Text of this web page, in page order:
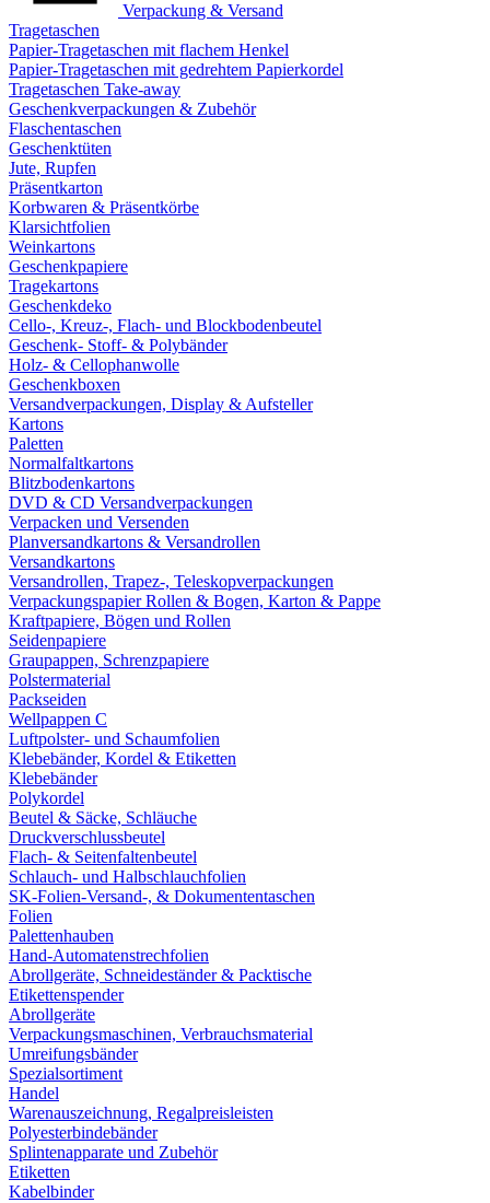
Verpackung & Versand
Tragetaschen
Papier-Tragetaschen mit flachem Henkel
Papier-Tragetaschen mit gedrehtem Papierkordel
Tragetaschen Take-away
Geschenkverpackungen & Zubehör
Flaschentaschen
Geschenktüten
Jute, Rupfen
Präsentkarton
Korbwaren & Präsentkörbe
Klarsichtfolien
Weinkartons
Geschenkpapiere
Tragekartons
Geschenkdeko
Cello-, Kreuz-, Flach- und Blockbodenbeutel
Geschenk- Stoff- & Polybänder
Holz- & Cellophanwolle
Geschenkboxen
Versandverpackungen, Display & Aufsteller
Kartons
Paletten
Normalfaltkartons
Blitzbodenkartons
DVD & CD Versandverpackungen
Verpacken und Versenden
Planversandkartons & Versandrollen
Versandkartons
Versandrollen, Trapez-, Teleskopverpackungen
Verpackungspapier Rollen & Bogen, Karton & Pappe
Kraftpapiere, Bögen und Rollen
Seidenpapiere
Graupappen, Schrenzpapiere
Polstermaterial
Packseiden
Wellpappen C
Luftpolster- und Schaumfolien
Klebebänder, Kordel & Etiketten
Klebebänder
Polykordel
Beutel & Säcke, Schläuche
Druckverschlussbeutel
Flach- & Seitenfaltenbeutel
Schlauch- und Halbschlauchfolien
SK-Folien-Versand-, & Dokumententaschen
Folien
Palettenhauben
Hand-Automatenstrechfolien
Abrollgeräte, Schneideständer & Packtische
Etikettenspender
Abrollgeräte
Verpackungsmaschinen, Verbrauchsmaterial
Umreifungsbänder
Spezialsortiment
Handel
Warenauszeichnung, Regalpreisleisten
Polyesterbindebänder
Splintenapparate und Zubehör
Etiketten
Kabelbinder